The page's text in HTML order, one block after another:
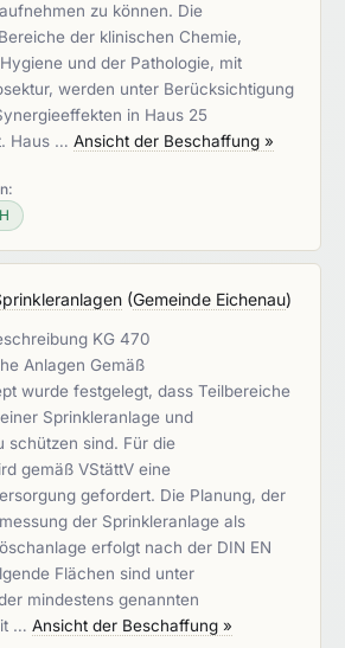
zu können. Die
der klinischen Chemie,
und der Pathologie, mit
werden unter Berücksichtigung
in Haus 25
Haus … Ansicht der Beschaffung »
(Gemeinde Eichenau)
KG 470
Anlagen Gemäß
wurde festgelegt, dass Teilbereiche
Sprinkleranlage und
schützen sind. Für die
gemäß VStättV eine
gefordert. Die Planung, der
der Sprinkleranlage als
erfolgt nach der DIN EN
Flächen sind unter
mindestens genannten
… Ansicht der Beschaffung »